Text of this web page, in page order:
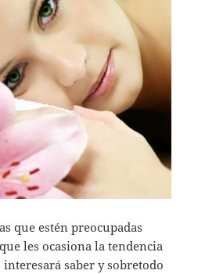
que estén preocupadas
les ocasiona la tendencia
saber y sobretodo